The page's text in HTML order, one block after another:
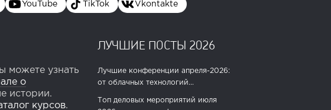
YouTube TikTok Vkontakte
можете узнать
о
истории.
курсов.
ЛУЧШИЕ ПОСТЫ 2026
Лучшие конференции апреля-2026:
от облачных технологий...
Топ деловых мероприятий июля